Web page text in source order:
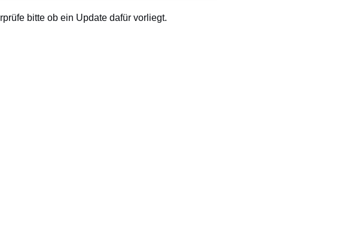
bitte ob ein Update dafür vorliegt.